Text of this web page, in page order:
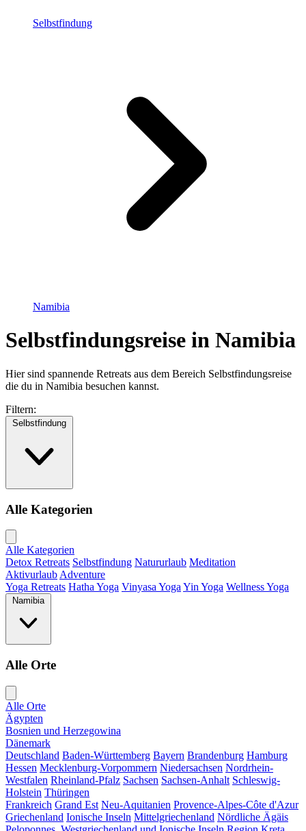
Selbstfindung
Namibia
Selbstfindungsreise in Namibia
Hier sind spannende Retreats aus dem Bereich Selbstfindungsreise
die du in Namibia besuchen kannst.
Filtern:
Selbstfindung
Alle Kategorien
Alle Kategorien
Detox Retreats Selbstfindung Natururlaub Meditation
Aktivurlaub Adventure
Yoga Retreats Hatha Yoga Vinyasa Yoga Yin Yoga Wellness Yoga
Namibia
Alle Orte
Alle Orte
Ägypten
Bosnien und Herzegowina
Dänemark
Deutschland Baden-Württemberg Bayern Brandenburg Hamburg
Hessen Mecklenburg-Vorpommern Niedersachsen Nordrhein-
Westfalen Rheinland-Pfalz Sachsen Sachsen-Anhalt Schleswig-
Holstein Thüringen
Frankreich Grand Est Neu-Aquitanien Provence-Alpes-Côte d'Azur
Griechenland Ionische Inseln Mittelgriechenland Nördliche Ägäis